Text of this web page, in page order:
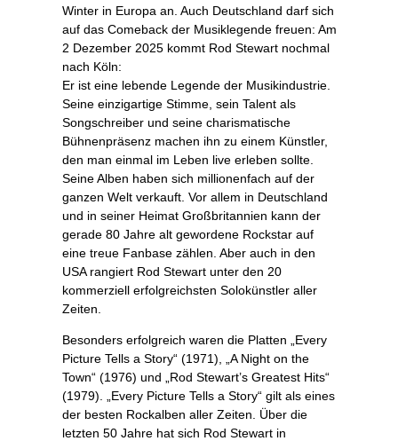
Winter in Europa an. Auch Deutschland darf sich
auf das Comeback der Musiklegende freuen: Am
2 Dezember 2025 kommt Rod Stewart nochmal
nach Köln:
Er ist eine lebende Legende der Musikindustrie.
Seine einzigartige Stimme, sein Talent als
Songschreiber und seine charismatische
Bühnenpräsenz machen ihn zu einem Künstler,
den man einmal im Leben live erleben sollte.
Seine Alben haben sich millionenfach auf der
ganzen Welt verkauft. Vor allem in Deutschland
und in seiner Heimat Großbritannien kann der
gerade 80 Jahre alt gewordene Rockstar auf
eine treue Fanbase zählen. Aber auch in den
USA rangiert Rod Stewart unter den 20
kommerziell erfolgreichsten Solokünstler aller
Zeiten.
Besonders erfolgreich waren die Platten „Every
Picture Tells a Story“ (1971), „A Night on the
Town“ (1976) und „Rod Stewart’s Greatest Hits“
(1979). „Every Picture Tells a Story“ gilt als eines
der besten Rockalben aller Zeiten. Über die
letzten 50 Jahre hat sich Rod Stewart in